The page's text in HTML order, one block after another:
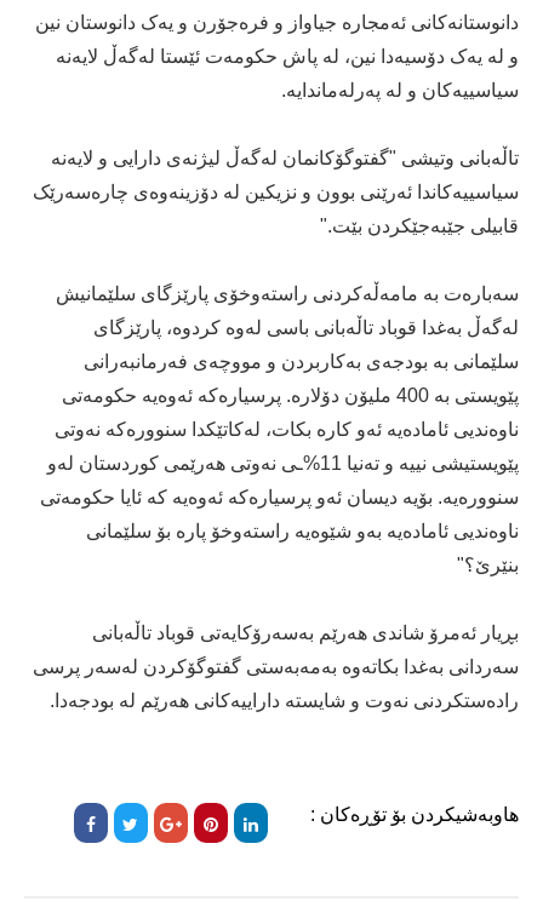
دانوستانەكانی ئەمجارە جیاواز و فرەجۆرن و یەک دانوستان نین
و لە یەک دۆسیەدا نین، لە پاش حكومەت ئێستا لەگەڵ لایەنە
سیاسییەكان و لە پەرلەماندایە.
تاڵەبانى وتیشی "گفتوگۆكانمان لەگەڵ لیژنەی دارایی و لایەنە
سیاسییەکاندا ئەرێنی بوون و نزیكین لە دۆزینەوەی چارەسەرێک
قابیلی جێبەجێكردن بێت."
سەبارەت بە مامەڵەکردنى راستەوخۆی پارێزگاى سلێمانیش
لەگەڵ بەغدا قوباد تاڵەبانى باسى لەوە کردوە، پارێزگای
سلێمانی بە بودجەی بەکاربردن و مووچەی فەرمانبەرانی
پێویستی بە 400 ملیۆن دۆلارە. پرسیارەکە ئەوەیە حکومەتی
ناوەندیی ئامادەیە ئەو کارە بکات، لەکاتێکدا سنوورەکە نەوتی
پێویستیشی نییە و تەنیا 11%ـی نەوتی هەرێمی کوردستان لەو
سنوورەیە. بۆیە دیسان ئەو پرسیارەکە ئەوەیە کە ئایا حکومەتی
ناوەندیی ئامادەیە بەو شێوەیە راستەوخۆ پارە بۆ سلێمانی
بنێرێ؟"
بڕیار ئەمرۆ شاندی هەرێم بەسەرۆکایەتى قوباد تاڵەبانى
سەردانى بەغدا بکاتەوە بەمەبەستى گفتوگۆکردن لەسەر پرسى
رادەستکردنى نەوت و شایستە داراییەکانى هەرێم لە بودجەدا.
هاوبەشیکردن بۆ تۆڕەکان :